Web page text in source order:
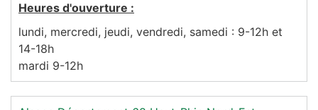
Heures d'ouverture :
lundi, mercredi, jeudi, vendredi, samedi : 9-12h et
14-18h
mardi 9-12h